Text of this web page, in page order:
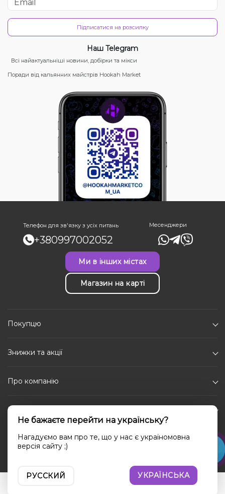
Підписатися на розсилку
Наш Telegram
Всі найактуальніші новини, добірки та мікси
Поради від кальянних майстрів Hookah Market
Телефон для зв'язку з усіх питань
+380997002052
Месенджери
Ми в інших містах
Магазин на карті
Покупцю
Знижки та акції
Про компанію
Каталог
Соціальні мережі
Не бажаєте перейти на українську?
Нагадуємо вам про те, що у нас є україномовна
версія сайту ;)
РУССКИЙ УКРАЇНСЬКА